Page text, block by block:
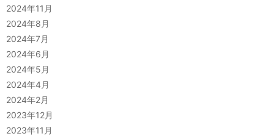
2024年11月
2024年8月
2024年7月
2024年6月
2024年5月
2024年4月
2024年2月
2023年12月
2023年11月